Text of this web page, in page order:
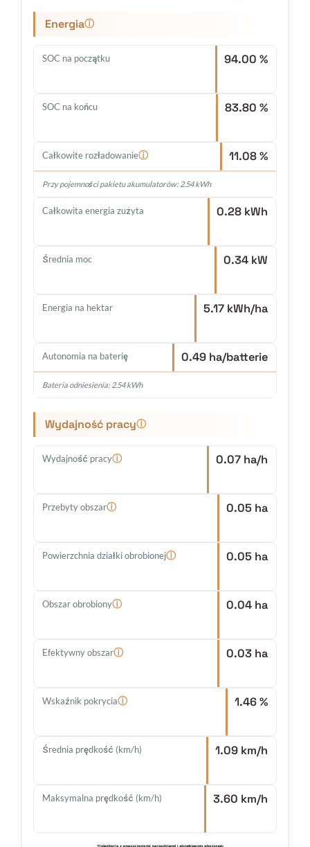
Energiaⓘ
SOC na początku 94.00 %
SOC na końcu 83.80 %
Całkowite rozładowanieⓘ 11.08 %
Przy pojemności pakietu akumulatorów: 2.54 kWh
Całkowita energia zużyta 0.28 kWh
Średnia moc 0.34 kW
Energia na hektar 5.17 kWh/ha
Autonomia na baterię 0.49 ha/batterie
Bateria odniesienia: 2.54 kWh
Wydajność pracyⓘ
Wydajność pracyⓘ 0.07 ha/h
Przebyty obszarⓘ 0.05 ha
Powierzchnia działki obrobionejⓘ 0.05 ha
Obszar obrobionyⓘ 0.04 ha
Efektywny obszarⓘ 0.03 ha
Wskaźnik pokryciaⓘ 1.46 %
Średnia prędkość (km/h) 1.09 km/h
Maksymalna prędkość (km/h) 3.60 km/h